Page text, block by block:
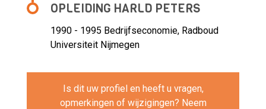
OPLEIDING HARLD PETERS
1990 - 1995 Bedrijfseconomie, Radboud
Universiteit Nijmegen
Is dit uw profiel en heeft u vragen,
opmerkingen of wijzigingen? Neem